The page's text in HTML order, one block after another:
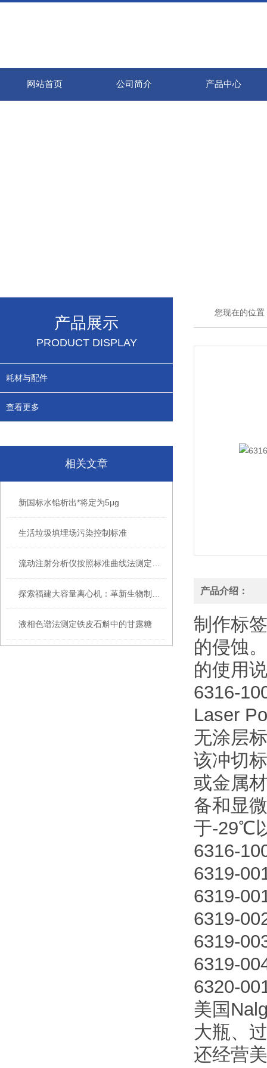
网站首页 公司简介 产品中心
产品展示
PRODUCT DISPLAY
耗材与配件
查看更多
相关文章
新国标水铅析出*将定为5μg
生活垃圾填埋场污染控制标准
液相色谱法测定铁皮石斛中的甘露糖
您现在的位置
产品介绍：
制作标
的侵蚀
的使用
6316-
Laser
无涂层
该冲切
或金属
备和显
于-29℃
6316-
6319-
6319-
6319-
6319-
6319-
6320-
美国
大瓶、
还经营